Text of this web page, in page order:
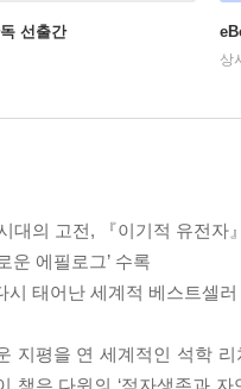
선출간
상
대의 고전, 『이기적 유전자
운 에필로그’ 수록
시 태어난 세계적 베스트셀러
지평을 연 세계적인 석학